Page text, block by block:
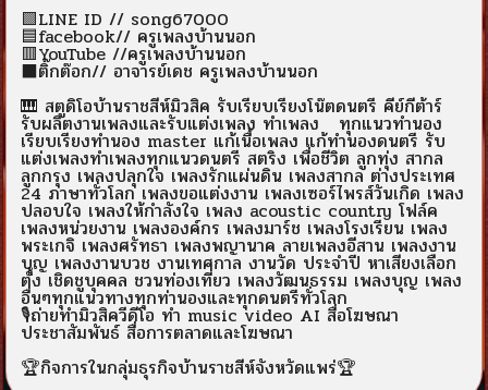
🟩LINE ID // song67000
🟦facebook// ครูเพลงบ้านนอก
🟥YouTube //ครูเพลงบ้านนอก
⬛ติ๊กต๊อก// อาจารย์เดช ครูเพลงบ้านนอก
🎹 สตูดิโอบ้านราชสีห์มิวสิค รับเรียบเรียงโน๊ตดนตรี คีย์กีต้าร์
รับผลิตงานเพลงและรับแต่งเพลง ทำเพลง ทุกแนวทำนอง
เรียบเรียงทำนอง master แก้เนื้อเพลง แก้ทำนองดนตรี รับ
แต่งเพลงทำเพลงทุกแนวดนตรี สตริง เพื่อชีวิต ลูกทุ่ง สากล
ลูกกรุง เพลงปลุกใจ เพลงรักแผ่นดิน เพลงสากล ต่างประเทศ
24 ภาษาทั่วโลก เพลงขอแต่งงาน เพลงเซอร์ไพรส์วันเกิด เพลง
ปลอบใจ เพลงให้กำลังใจ เพลง acoustic country โฟล์ค
เพลงหน่วยงาน เพลงองค์กร เพลงมาร์ช เพลงโรงเรียน เพลง
พระเกจิ เพลงศรัทธา เพลงพญานาค ลายเพลงอีสาน เพลงงาน
บุญ เพลงงานบวช งานเทศกาล งานวัด ประจำปี หาเสียงเลือก
ตั้ง เชิดชูบุคคล ชวนท่องเที่ยว เพลงวัฒนธรรม เพลงบุญ เพลง
อื่นๆทุกแนวทางทุกท่านองและทุกดนตรีทั่วโลก
🎙️ถ่ายทำมิวสิควีดีโอ ทำ music video AI สื่อโฆษณา
ประชาสัมพันธ์ สื่อการตลาดและโฆษณา
🏆กิจการในกลุ่มธุรกิจบ้านราชสีห์จังหวัดแพร่🏆